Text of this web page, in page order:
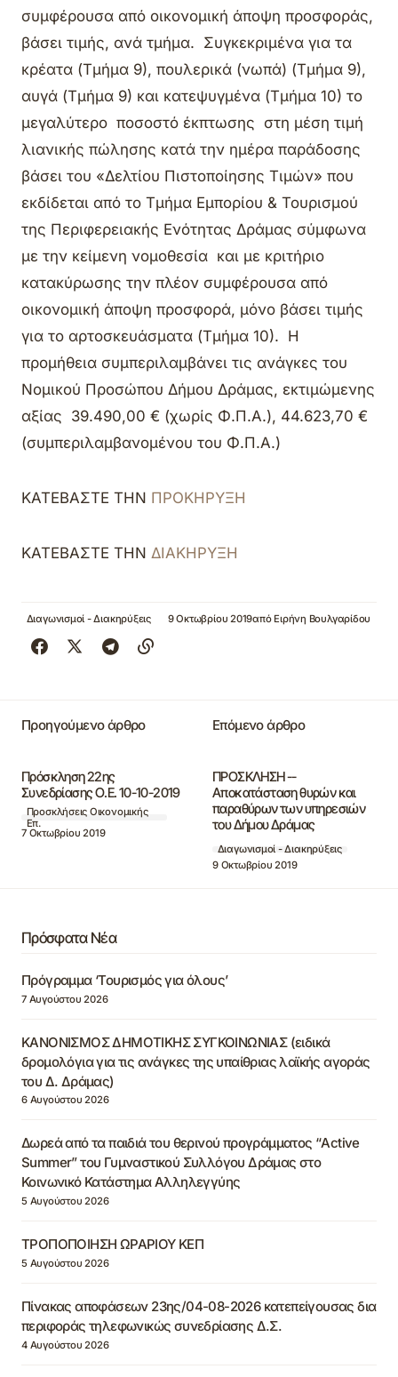
συμφέρουσα από οικονομική άποψη προσφοράς,
βάσει τιμής, ανά τμήμα. Συγκεκριμένα για τα
κρέατα (Τμήμα 9), πουλερικά (νωπά) (Τμήμα 9),
αυγά (Τμήμα 9) και κατεψυγμένα (Τμήμα 10) το
μεγαλύτερο ποσοστό έκπτωσης στη μέση τιμή
λιανικής πώλησης κατά την ημέρα παράδοσης
βάσει του «Δελτίου Πιστοποίησης Τιμών» που
εκδίδεται από το Τμήμα Εμπορίου & Τουρισμού
της Περιφερειακής Ενότητας Δράμας σύμφωνα
με την κείμενη νομοθεσία και με κριτήριο
κατακύρωσης την πλέον συμφέρουσα από
οικονομική άποψη προσφορά, μόνο βάσει τιμής
για το αρτοσκευάσματα (Τμήμα 10). Η
προμήθεια συμπεριλαμβάνει τις ανάγκες του
Νομικού Προσώπου Δήμου Δράμας, εκτιμώμενης
αξίας 39.490,00 € (χωρίς Φ.Π.Α.), 44.623,70 €
(συμπεριλαμβανομένου του Φ.Π.Α.)
ΚΑΤΕΒΑΣΤΕ ΤΗΝ ΠΡΟΚΗΡΥΞΗ
ΚΑΤΕΒΑΣΤΕ ΤΗΝ ΔΙΑΚΗΡΥΞΗ
Διαγωνισμοί - Διακηρύξεις 9 Οκτωβρίου 2019από Ειρήνη Βουλγαρίδου
Προηγούμενο άρθρο
Πρόσκληση 22ης
Συνεδρίασης Ο.Ε. 10-10-2019
Προσκλήσεις Οικονομικής
Επ.
7 Οκτωβρίου 2019
Επόμενο άρθρο
ΠΡΟΣΚΛΗΣΗ --
Αποκατάσταση θυρών και
παραθύρων των υπηρεσιών
του Δήμου Δράμας
Διαγωνισμοί - Διακηρύξεις
9 Οκτωβρίου 2019
Πρόσφατα Νέα
Πρόγραμμα ‘Τουρισμός για όλους’
7 Αυγούστου 2026
ΚΑΝΟΝΙΣΜΟΣ ΔΗΜΟΤΙΚΗΣ ΣΥΓΚΟΙΝΩΝΙΑΣ (ειδικά
δρομολόγια για τις ανάγκες της υπαίθριας λαϊκής αγοράς
του Δ. Δράμας)
6 Αυγούστου 2026
Δωρεά από τα παιδιά του θερινού προγράμματος “Active
Summer” του Γυμναστικού Συλλόγου Δράμας στο
Κοινωνικό Κατάστημα Αλληλεγγύης
5 Αυγούστου 2026
ΤΡΟΠΟΠΟΙΗΣΗ ΩΡΑΡΙΟΥ ΚΕΠ
5 Αυγούστου 2026
Πίνακας αποφάσεων 23ης/04-08-2026 κατεπείγουσας δια
περιφοράς τηλεφωνικώς συνεδρίασης Δ.Σ.
4 Αυγούστου 2026